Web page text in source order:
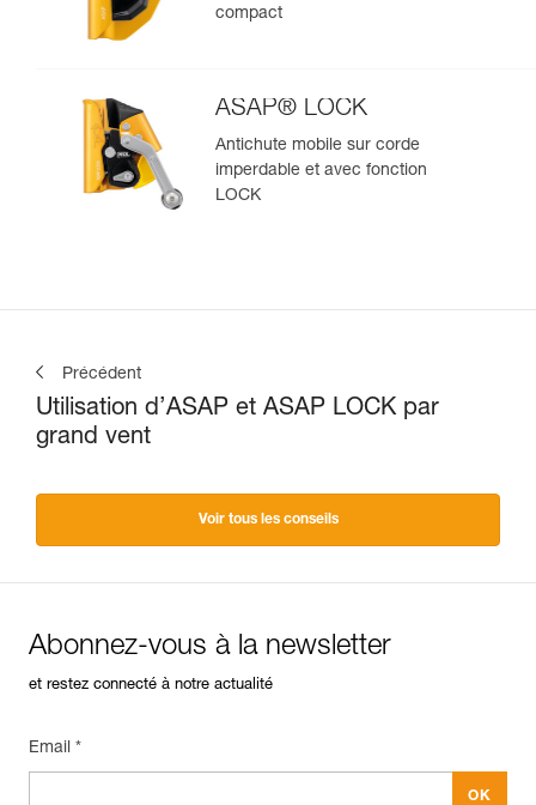
compact
ASAP® LOCK
Antichute mobile sur corde
imperdable et avec fonction
LOCK
Précédent
Utilisation d’ASAP et ASAP LOCK par
grand vent
Voir tous les conseils
Abonnez-vous à la newsletter
et restez connecté à notre actualité
Email *